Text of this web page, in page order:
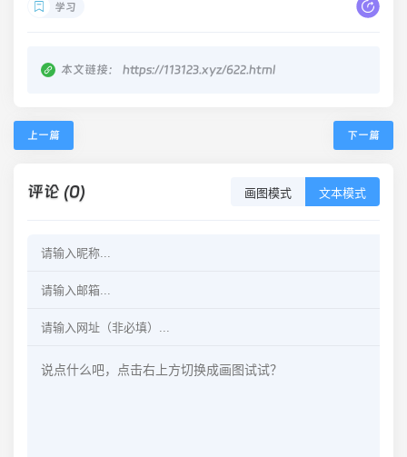
学习
本文链接： https://113123.xyz/622.html
上一篇 下一篇
评论 (0) 画图模式 文本模式